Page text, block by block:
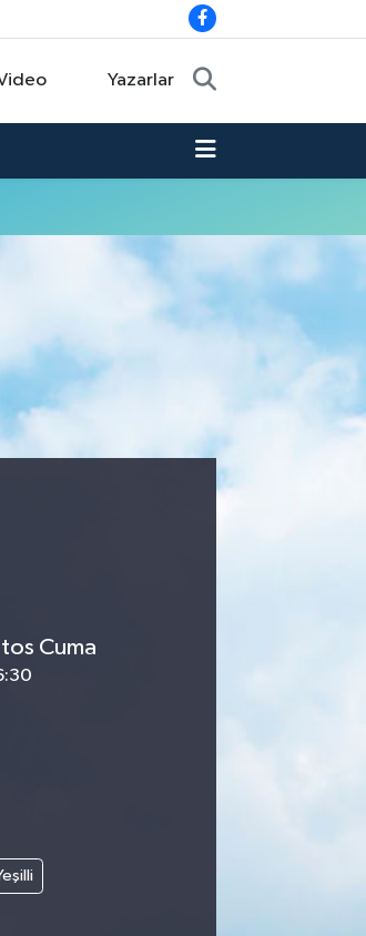
Yazarlar
Cuma